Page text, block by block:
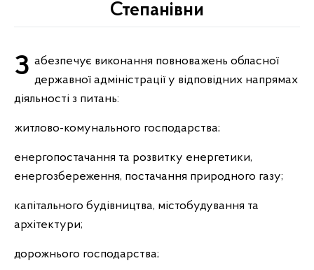
Степанівни
Забезпечує виконання повноважень обласної державної адміністрації у відповідних напрямах
діяльності з питань:
житлово-комунального господарства;
енергопостачання та розвитку енергетики,
енергозбереження, постачання природного газу;
капітального будівництва, містобудування та
архітектури;
дорожнього господарства;